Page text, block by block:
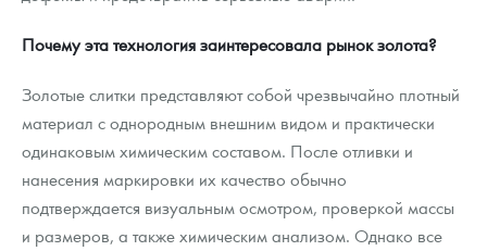
Почему эта технология заинтересовала рынок золота?
Золотые слитки представляют собой чрезвычайно плотный
материал с однородным внешним видом и практически
одинаковым химическим составом. После отливки и
нанесения маркировки их качество обычно
подтверждается визуальным осмотром, проверкой массы
и размеров, а также химическим анализом. Однако все